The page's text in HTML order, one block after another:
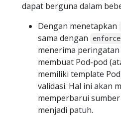
dapat berguna dalam
Dengan menetapkan
sama dengan
enforce
menerima
membuat Pod-pod
memiliki template
validasi. Hal ini akan
memperbarui
menjadi patuh.